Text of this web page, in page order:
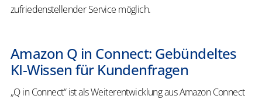
zufriedenstellender Service möglich.
Amazon Q in Connect: Gebündeltes
KI-Wissen für Kundenfragen
„Q in Connect“ ist als Weiterentwicklung aus Amazon Connect